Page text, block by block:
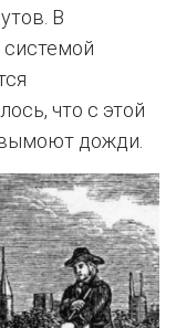
В
что с этой
дожди.